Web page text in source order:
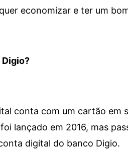
economizar e ter um
conta com um cartão em
lançado em 2016, mas
digital do banco Digio.